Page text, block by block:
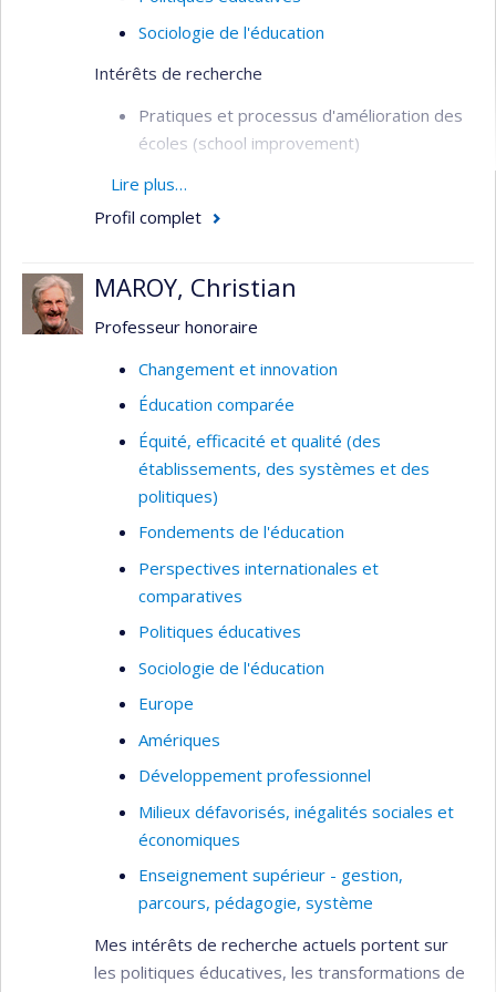
Sociologie de l'éducation
Intérêts de recherche
Pratiques et processus d'amélioration des
écoles (school improvement)
Planification de l’éducation (aspects
qualitatifs)
Éducation de base dans les pays en
développement, incluant les rapports Nord-
Sud en la matière
Étude comparée des systèmes et
primaire et secondaire et de gestion du
personnel enseignant
Lire plus…
Profil complet
MAROY, Christian
Professeur honoraire
Changement et innovation
Éducation comparée
Équité, efficacité et qualité (des
établissements, des systèmes et des
politiques)
Fondements de l'éducation
Perspectives internationales et
comparatives
Politiques éducatives
Sociologie de l'éducation
Europe
Amériques
Développement professionnel
Milieux défavorisés, inégalités sociales et
économiques
Enseignement supérieur - gestion,
parcours, pédagogie, système
Mes intérêts de recherche actuels portent sur
les politiques éducatives, les transformations de